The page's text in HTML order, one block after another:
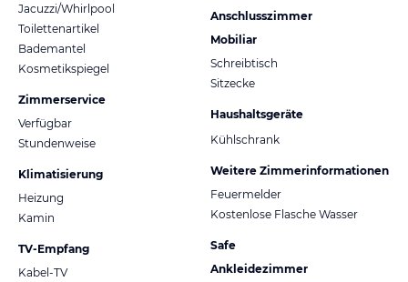
Jacuzzi/Whirlpool
Toilettenartikel
Bademantel
Kosmetikspiegel
Zimmerservice
Verfügbar
Stundenweise
Klimatisierung
Heizung
Kamin
TV-Empfang
Kabel-TV
Anschlusszimmer
Mobiliar
Schreibtisch
Sitzecke
Haushaltsgeräte
Kühlschrank
Weitere Zimmerinformationen
Feuermelder
Kostenlose Flasche Wasser
Safe
Ankleidezimmer